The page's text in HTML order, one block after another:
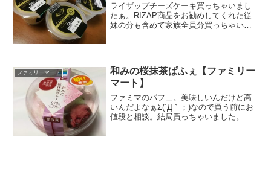
ライザップチーズケーキ買っちゃいまし
たぁ。RIZAP商品をお勧めしてくれた従
妹の分も含めて家族全員分買っちゃいま
ファミリーマート
和みの桜抹茶ぱふぇ【ファミリー
マート】
ファミマのパフェ。美味しいんだけど高
いんだよなぁΣ(´Д｀；)なので買う前にお
値段と相談。結局買っちゃいました。